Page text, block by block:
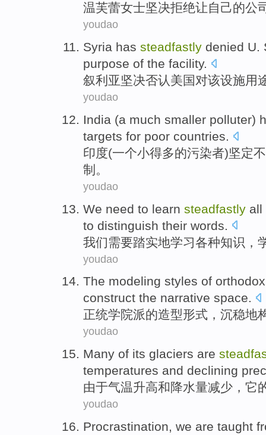
温芙蕾女士坚决拒绝让自己的公
youdao
Syria has steadfastly denied U.
purpose of the facility.
叙利亚坚决否认美国对该设施用
youdao
India (a much smaller polluter)
targets for poor countries.
印度(一个小得多的污染者)坚定
制。
youdao
We need to learn steadfastly all
to distinguish their words
我们需要踏实地学习各种知识 ，
youdao
The modeling styles of orthodox
construct the narrative space.
正统学院派的造型形式 ，沉稳地
youdao
Many of its glaciers are
temperatures and declining
由于气温升高和降水量减少 ， 它
youdao
Procrastination, we are taught